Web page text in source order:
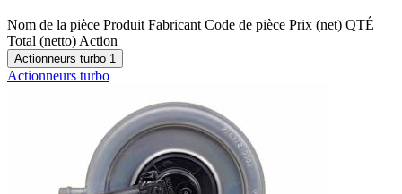
Nom de la pièce Produit Fabricant Code de pièce Prix (net) QTÉ
Total (netto) Action
Actionneurs turbo 1
Actionneurs turbo